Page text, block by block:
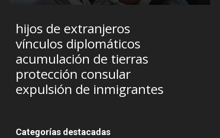
hijos de extranjeros
vínculos diplomáticos
acumulación de tierras
protección consular
expulsión de inmigrantes
Categorías destacadas